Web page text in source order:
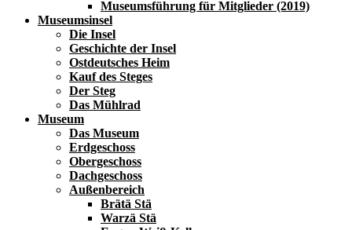
Museumsführung für Mitglieder (2019)
Museumsinsel
Die Insel
Geschichte der Insel
Ostdeutsches Heim
Kauf des Steges
Der Steg
Das Mühlrad
Museum
Das Museum
Erdgeschoss
Obergeschoss
Dachgeschoss
Außenbereich
Brätä Stä
Warzä Stä